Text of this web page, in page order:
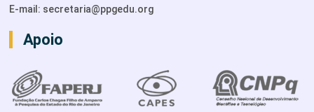
E-mail: secretaria@ppgedu.org
Apoio